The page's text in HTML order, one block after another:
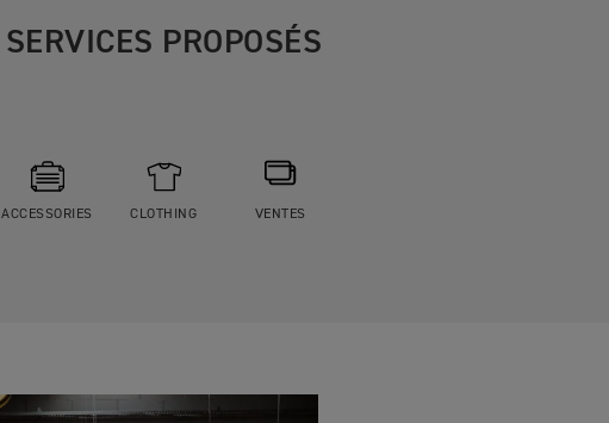
SERVICES PROPOSÉS
ACCESSORIES CLOTHING VENTES